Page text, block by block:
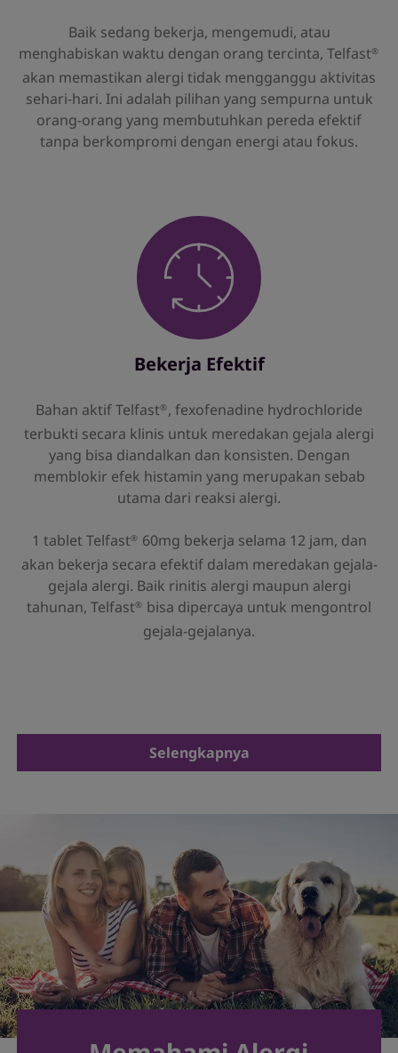
Baik sedang bekerja, mengemudi, atau
menghabiskan waktu dengan orang tercinta, Telfast®
akan memastikan alergi tidak mengganggu aktivitas
sehari-hari. Ini adalah pilihan yang sempurna untuk
orang-orang yang membutuhkan pereda efektif
tanpa berkompromi dengan energi atau fokus.
Bekerja Efektif
Bahan aktif Telfast®, fexofenadine hydrochloride
terbukti secara klinis untuk meredakan gejala alergi
yang bisa diandalkan dan konsisten. Dengan
memblokir efek histamin yang merupakan sebab
utama dari reaksi alergi.
1 tablet Telfast® 60mg bekerja selama 12 jam, dan
akan bekerja secara efektif dalam meredakan gejala-
gejala alergi. Baik rinitis alergi maupun alergi
tahunan, Telfast® bisa dipercaya untuk mengontrol
gejala-gejalanya.
Selengkapnya